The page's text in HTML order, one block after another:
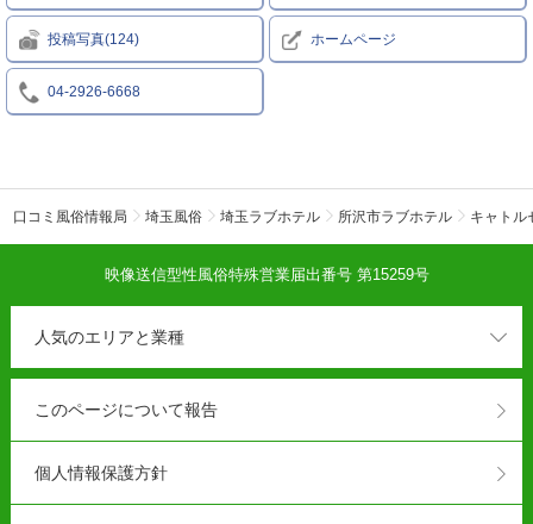
投稿写真(124) ホームページ
04-2926-6668
口コミ風俗情報局 埼玉風俗 埼玉ラブホテル 所沢市ラブホテル キャトル
映像送信型性風俗特殊営業届出番号 第15259号
人気のエリアと業種
このページについて報告
個人情報保護方針